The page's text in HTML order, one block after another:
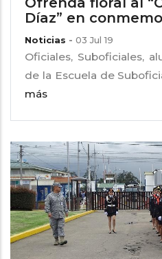
Díaz” en
Noticias - 03 Jul 19
Oficiales, Suboficiales,
de la Escuela de
más